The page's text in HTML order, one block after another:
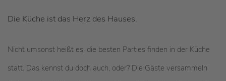
Die Küche ist das Herz des Hauses.
Nicht umsonst heißt es, die besten Parties finden in der Küche
statt. Das kennst du doch auch, oder? Die Gäste versammeln